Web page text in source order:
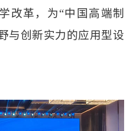
改革，为“中国高端制
与创新实力的应用型设